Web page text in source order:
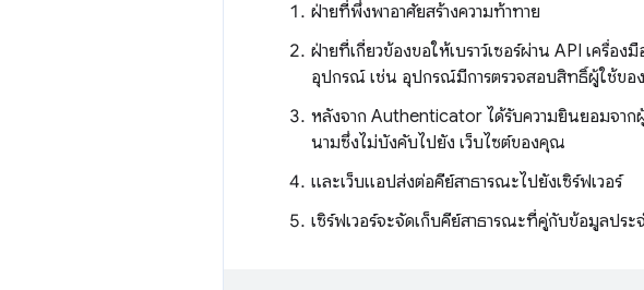
ฝ่ายที่พึ่งพาอาศัยสร้างความท้าทาย
ฝ่ายที่เกี่ยวข้องขอให้เบราว์เซอร์ผ่าน API เครื่อ
อุปกรณ์ เช่น อุปกรณ์มีการตรวจสอบสิทธิ์ผู้ใช้ขอ
หลังจาก Authenticator ได้รับความยินยอมจาก
นามซึ่งไม่บังคับไปยัง เว็บไซต์ของคุณ
และเว็บแอปส่งต่อคีย์สาธารณะไปยังเซิร์ฟเวอร์
เซิร์ฟเวอร์จะจัดเก็บคีย์สาธารณะที่คู่กับข้อมูลปร